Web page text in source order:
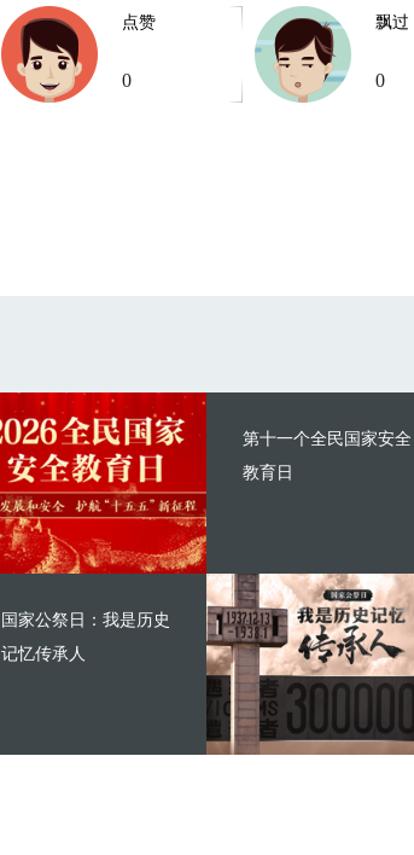
点赞
0
飘过
0
第十一个全民国家安全
教育日
国家公祭日：我是历史
记忆传承人